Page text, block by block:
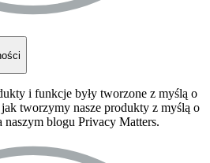
i funkcje były tworzone z myślą o
tworzymy nasze produkty z myślą o
blogu Privacy Matters.